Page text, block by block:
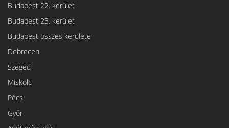
Budapest 22. kerület
Budapest 23. kerület
Budapest összes kerülete
Debrecen
Szeged
Miskolc
Pécs
Győr